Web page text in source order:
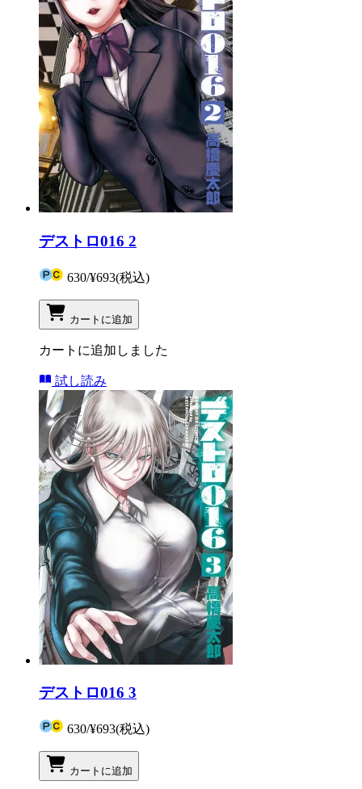
デストロ016 2
630/¥693(税込)
カートに追加
カートに追加しました
試し読み
デストロ016 3
630/¥693(税込)
カートに追加